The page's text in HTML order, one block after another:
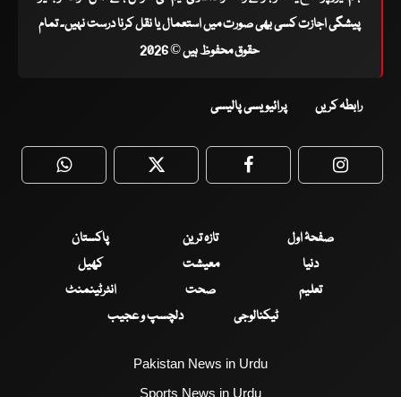
پیشگی اجازت کسی بھی صورت میں استعمال یا نقل کرنا درست نہیں۔ تمام
حقوق محفوظ ہیں © 2026
رابطہ کریں پرائیویسی پالیسی
WhatsApp Twitter Facebook
صفحۂ اول تازہ ترین
پاکستان
دنیا
معیشت
کھیل
تعلیم
صحت
انٹرٹینمنٹ
ٹیکنالوجی
دلچسپ و عجیب
Pakistan News in Urdu
Sports News in Urdu